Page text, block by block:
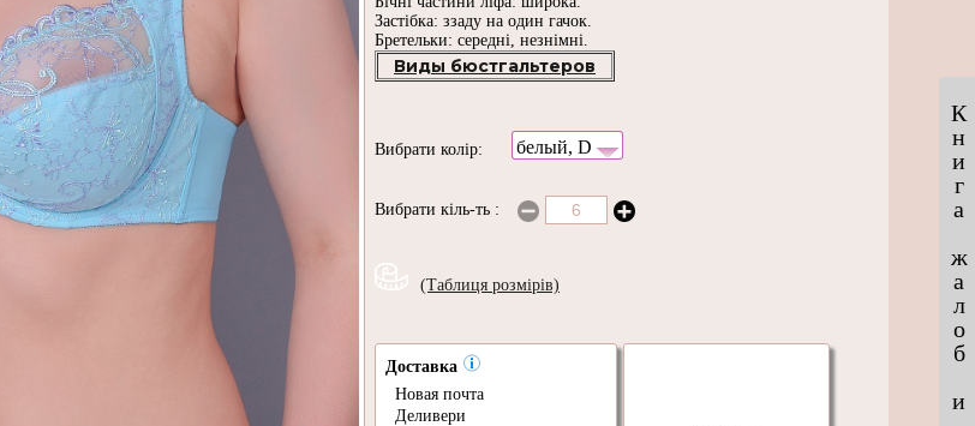
К
н
и
г
а
ж
а
л
о
б
и
Застібка: ззаду на один гачок.
Бретельки: середні, незнімні.
Виды бюстгальтеров
Вибрати колір: белый, D
Вибрати кіль-ть :
(Таблиця розмірів)
Доставка
Новая почта
Деливери